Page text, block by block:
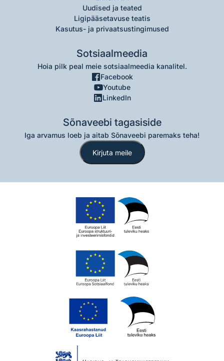
Uudised ja teated
Ligipääsetavuse teatis
Kasutus- ja privaatsustingimused
Sotsiaalmeedia
Hoia pilk peal meie sotsiaalmeedia kanalitel.
Facebook
Youtube
LinkedIn
Sõnaveebi tagasiside
Iga arvamus loeb ja aitab Sõnaveebi paremaks teha!
Kirjuta meile